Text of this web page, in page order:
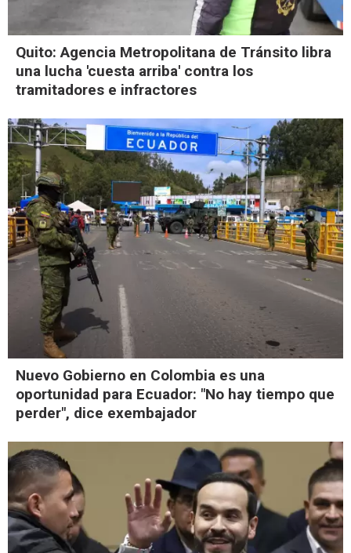
Quito: Agencia Metropolitana de Tránsito libra
una lucha 'cuesta arriba' contra los
tramitadores e infractores
Nuevo Gobierno en Colombia es una
oportunidad para Ecuador: "No hay tiempo que
perder", dice exembajador